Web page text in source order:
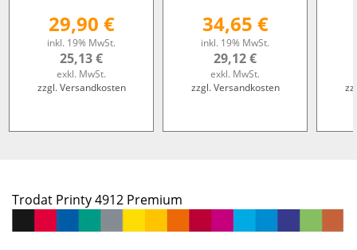
29,90 €
inkl. 19% MwSt.
25,13 €
exkl. MwSt.
zzgl. Versandkosten
34,65 €
inkl. 19% MwSt.
29,12 €
exkl. MwSt.
zzgl. Versandkosten
Trodat Printy 4912 Premium